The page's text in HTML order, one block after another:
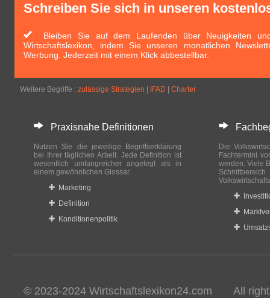
Schreiben Sie sich in unseren
Bleiben Sie auf dem Laufenden über Neuigkeiten
Wirtschaftslexikon, indem Sie unseren monatlichen
Werbung. Jederzeit mit einem Klick abbestellbar.
Weitere Begriffe : zulässige Strategien IFAD Charter
Praxisnahe Definitionen
Nutzen Sie die jeweilige Begriffserklärung
bei Ihrer täglichen Arbeit. Jede Definition ist
wesentlich umfangreicher angelegt als in
einem gewöhnlichen Glossar.
Marketing
Definition
Konditionenpolitik
Die
Fachtermini
werden. Viele
© 2023-2024 Wirtschaftslexikon24.com All